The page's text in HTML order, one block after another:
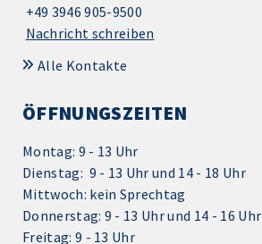
+49 3946 905-9500
Nachricht schreiben
Alle Kontakte
ÖFFNUNGSZEITEN
Montag: 9 - 13 Uhr
Dienstag: 9 - 13 Uhr und 14 - 18 Uhr
Mittwoch: kein Sprechtag
Donnerstag: 9 - 13 Uhr und 14 - 16 Uhr
Freitag: 9 - 13 Uhr